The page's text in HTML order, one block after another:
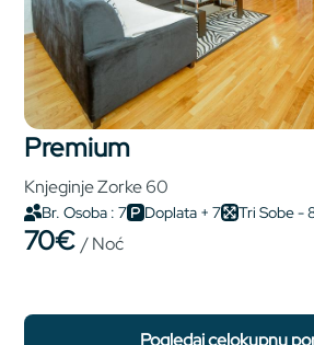
premium
Knjeginje Zorke 60
Br. Osoba : 7 Doplata + 7 Tri Sobe -
70€/ Noć
pogledaj celokupnu